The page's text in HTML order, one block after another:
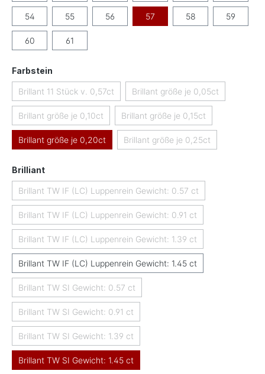
54 55 56 57 58 59
60 61
Farbstein
Brillant 11 Stück v. 0,57ct(Diese Option ist zurzeit nicht verfügbar.)
Brillant größe je 0,05ct
(Diese Option ist zurzeit
Brillant größe je 0,10ct(Diese Option ist zurzeit nicht verfügbar.)
Brillant größe je 0,15ct(Diese Option ist zurzeit nicht
Brillant größe je 0,20ct Brillant größe je 0,25ct
(Diese Option ist zurzeit
Brilliantauswählen
Brillant TW IF (LC) Luppenrein Gewicht: 0.57 ct
(Diese Option ist zurzeit nicht verfügbar.)
Brillant TW IF (LC) Luppenrein Gewicht: 0.91 ct
(Diese Option ist zurzeit nicht verfügbar.)
Brillant TW IF (LC) Luppenrein Gewicht: 1.39 ct
(Diese Option ist zurzeit nicht verfügbar.)
Brillant TW IF (LC) Luppenrein Gewicht: 1.45 ct
Brillant TW SI Gewicht: 0.57 ct(Diese Option ist zurzeit nicht verfügbar.)
Brillant TW SI Gewicht: 0.91 ct(Diese Option ist zurzeit nicht verfügbar.)
Brillant TW SI Gewicht: 1.39 ct(Diese Option ist zurzeit nicht verfügbar.)
Brillant TW SI Gewicht: 1.45 ct